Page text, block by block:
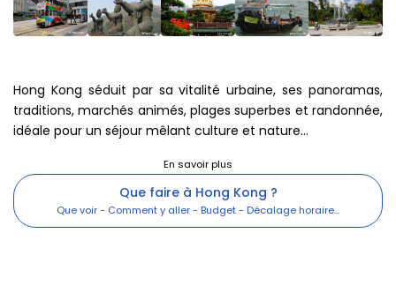
Hong Kong séduit par sa vitalité urbaine, ses panoramas,
traditions, marchés animés, plages superbes et randonnée,
idéale pour un séjour mêlant culture et nature...
Que faire à Hong Kong ?